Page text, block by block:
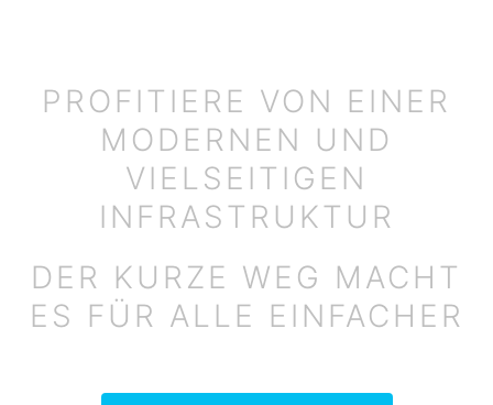
PROFITIERE VON EINER
MODERNEN UND
VIELSEITIGEN
INFRASTRUKTUR
DER KURZE WEG MACHT
ES FÜR ALLE EINFACHER